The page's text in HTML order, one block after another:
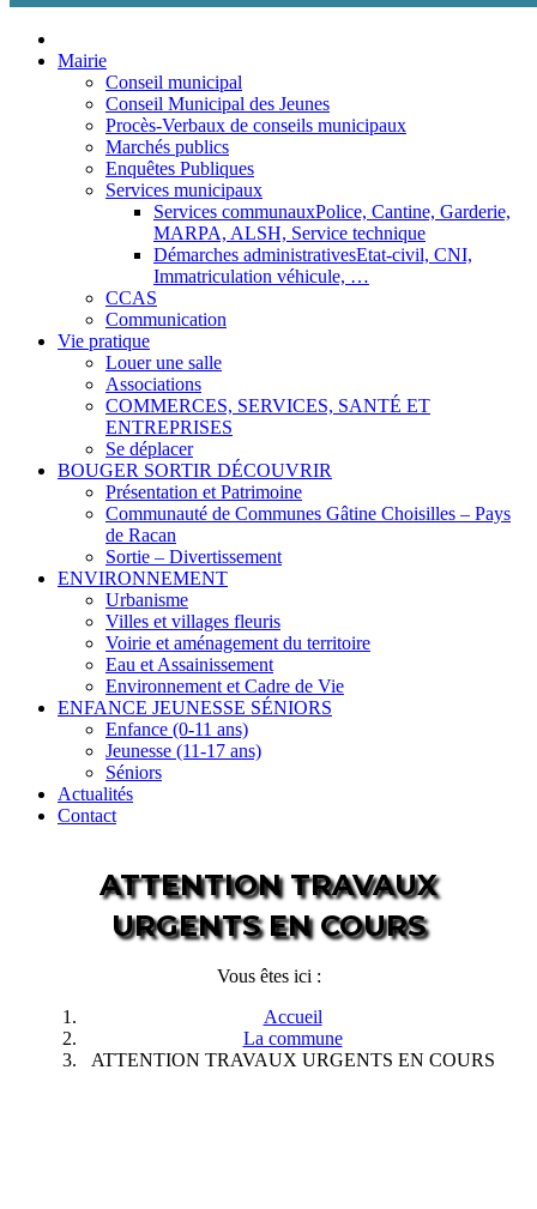
contenuMairie
Conseil municipal
Conseil Municipal des Jeunes
Procès-Verbaux de conseils municipaux
Marchés publics
Enquêtes Publiques
Services municipaux
Services communauxPolice, Cantine, Garderie,
MARPA, ALSH, Service technique
Démarches administrativesEtat-civil, CNI,
Immatriculation véhicule, …
CCAS
Communication
Vie pratique
Louer une salle
Associations
COMMERCES, SERVICES, SANTÉ ET
ENTREPRISES
Se déplacer
BOUGER SORTIR DÉCOUVRIR
Présentation et Patrimoine
Communauté de Communes Gâtine Choisilles – Pays
de Racan
Sortie – Divertissement
ENVIRONNEMENT
Urbanisme
Villes et villages fleuris
Voirie et aménagement du territoire
Eau et Assainissement
Environnement et Cadre de Vie
ENFANCE JEUNESSE SÉNIORS
Enfance (0-11 ans)
Jeunesse (11-17 ans)
Séniors
Actualités
Contact
ATTENTION TRAVAUX
URGENTS EN COURS
Vous êtes ici :
Accueil
La commune
ATTENTION TRAVAUX URGENTS EN COURS